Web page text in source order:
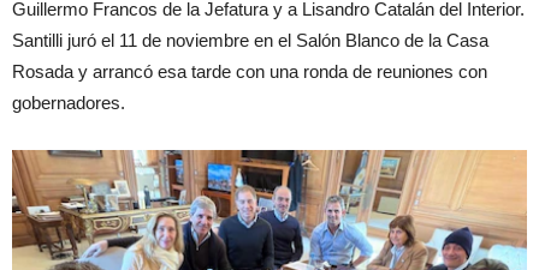
Guillermo Francos de la Jefatura y a Lisandro Catalán del Interior.
Santilli juró el 11 de noviembre en el Salón Blanco de la Casa
Rosada y arrancó esa tarde con una ronda de reuniones con
gobernadores.